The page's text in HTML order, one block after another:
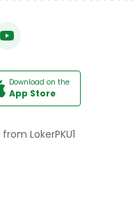
Download on the
App Store
from LokerPKU1